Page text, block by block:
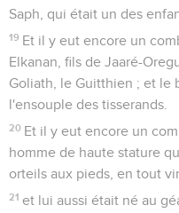
Saph, qui était un des
19 Et il y eut encore un
Elkanan, fils de Jaaré-
Goliath, le Guitthien ; et le
l'ensouple des tisserands.
20 Et il y eut encore un
homme de haute stature
orteils aux pieds, en tout
21 et lui aussi était né au